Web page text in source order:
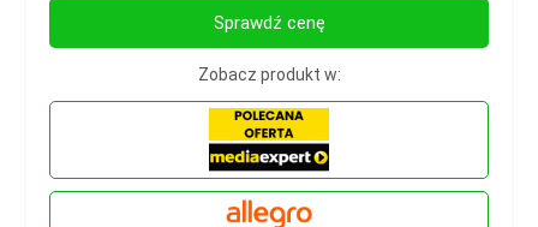
Sprawdź cenę
Zobacz produkt w: